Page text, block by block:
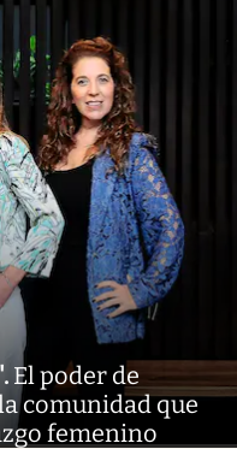
. El poder de
comunidad que
femenino